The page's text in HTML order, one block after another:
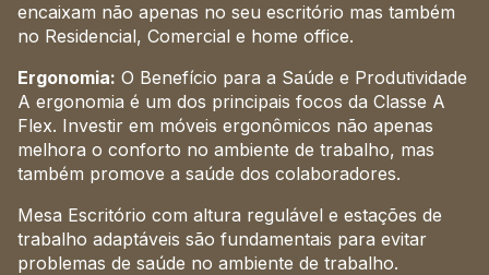
encaixam não apenas no seu escritório mas também
no Residencial, Comercial e home office.
Ergonomia: O Benefício para a Saúde e Produtividade
A ergonomia é um dos principais focos da Classe A
Flex. Investir em móveis ergonômicos não apenas
melhora o conforto no ambiente de trabalho, mas
também promove a saúde dos colaboradores.
Mesa Escritório com altura regulável e estações de
trabalho adaptáveis são fundamentais para evitar
problemas de saúde no ambiente de trabalho.